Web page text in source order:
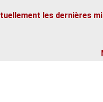
les dernières